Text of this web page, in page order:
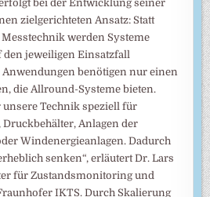
bei der Entwicklung seiner
zielgerichteten Ansatz: Statt
werden Systeme
den jeweiligen Einsatzfall
Anwendungen benötigen nur einen
die Allround-Systeme bieten.
Technik speziell für
Anlagen der
Windenergieanlagen. Dadurch
senken“, erläutert Dr. Lars
für Zustandsmonitoring und
IKTS. Durch Skalierung